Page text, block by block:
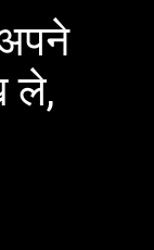
ले,